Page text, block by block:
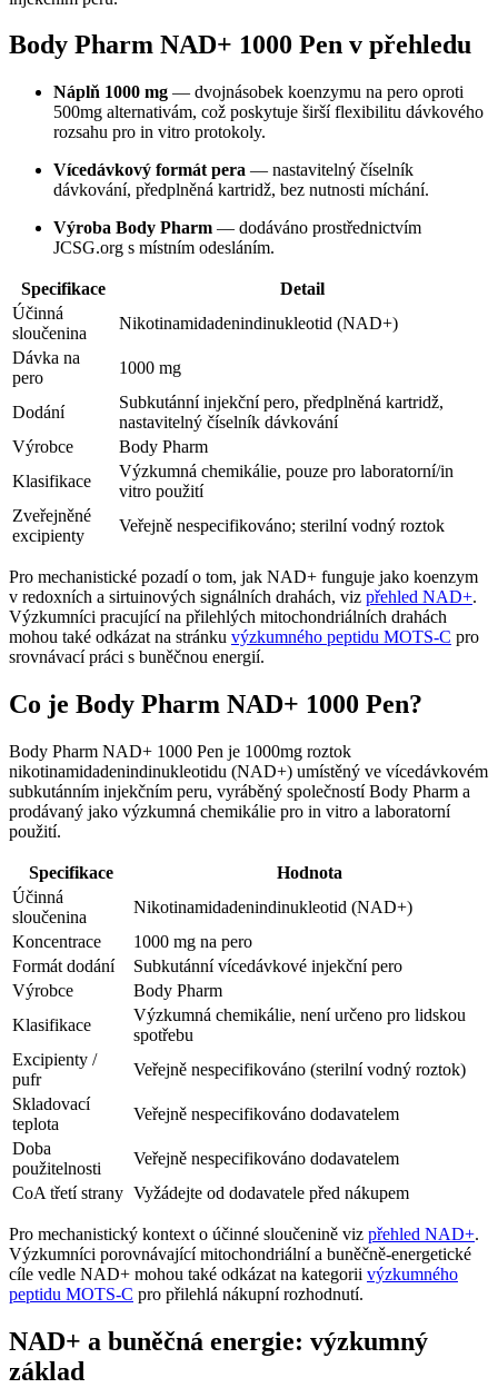
Body Pharm NAD+ 1000 Pen v přehledu
Náplň 1000 mg — dvojnásobek koenzymu na pero oproti
500mg alternativám, což poskytuje širší flexibilitu dávkového
rozsahu pro in vitro protokoly.
Vícedávkový formát pera — nastavitelný číselník
dávkování, předplněná kartridž, bez nutnosti míchání.
Výroba Body Pharm — dodáváno prostřednictvím
JCSG.org s místním odesláním.
Specifikace
Detail
Účinná
sloučenina
Nikotinamidadenindinukleotid (NAD+)
Dávka na
pero
1000 mg
Dodání
Subkutánní injekční pero, předplněná kartridž,
nastavitelný číselník dávkování
Výrobce
Body Pharm
Klasifikace
Výzkumná chemikálie, pouze pro laboratorní/in
vitro použití
Zveřejněné
excipienty
Veřejně nespecifikováno; sterilní vodný roztok
Pro mechanistické pozadí o tom, jak NAD+ funguje jako koenzym
v redoxních a sirtuinových signálních drahách, viz přehled NAD+.
Výzkumníci pracující na přilehlých mitochondriálních drahách
mohou také odkázat na stránku výzkumného peptidu MOTS-C pro
srovnávací práci s buněčnou energií.
Co je Body Pharm NAD+ 1000 Pen?
Body Pharm NAD+ 1000 Pen je 1000mg roztok
nikotinamidadenindinukleotidu (NAD+) umístěný ve vícedávkovém
subkutánním injekčním peru, vyráběný společností Body Pharm a
prodávaný jako výzkumná chemikálie pro in vitro a laboratorní
použití.
Specifikace
Hodnota
Účinná
sloučenina
Nikotinamidadenindinukleotid (NAD+)
Koncentrace
1000 mg na pero
Formát dodání
Subkutánní vícedávkové injekční pero
Výrobce
Body Pharm
Klasifikace
Výzkumná chemikálie, není určeno pro lidskou
spotřebu
Excipienty /
pufr
Veřejně nespecifikováno (sterilní vodný roztok)
Skladovací
teplota
Veřejně nespecifikováno dodavatelem
Doba
použitelnosti
Veřejně nespecifikováno dodavatelem
CoA třetí strany Vyžádejte od dodavatele před nákupem
Pro mechanistický kontext o účinné sloučenině viz přehled NAD+.
Výzkumníci porovnávající mitochondriální a buněčně-energetické
cíle vedle NAD+ mohou také odkázat na kategorii výzkumného
peptidu MOTS-C pro přilehlá nákupní rozhodnutí.
NAD+ a buněčná energie: výzkumný
základ